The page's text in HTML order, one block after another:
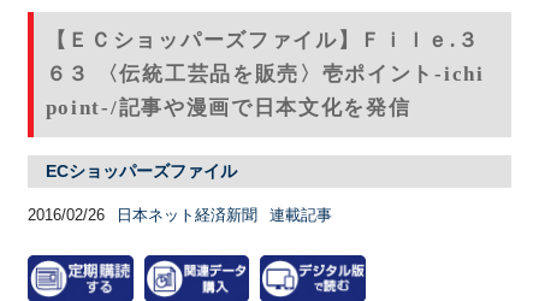
【ＥＣショッパーズファイル】Ｆｉｌｅ.３
６３ 〈伝統工芸品を販売〉壱ポイント-ichi
point-/記事や漫画で日本文化を発信
ECショッパーズファイル
2016/02/26 日本ネット経済新聞 連載記事